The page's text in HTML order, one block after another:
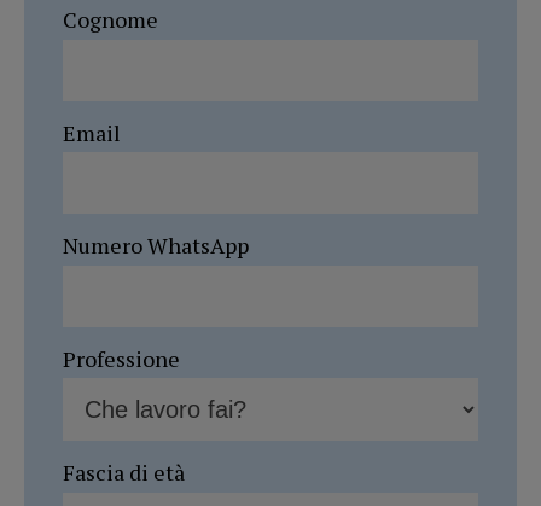
Cognome
Email
Numero WhatsApp
Professione
Fascia di età